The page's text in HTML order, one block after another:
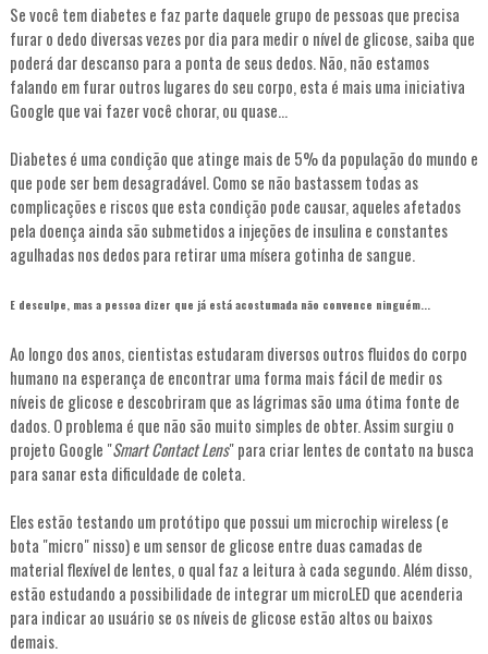
Se você tem diabetes e faz parte daquele grupo de pessoas que precisa
furar o dedo diversas vezes por dia para medir o nível de glicose, saiba que
poderá dar descanso para a ponta de seus dedos. Não, não estamos
falando em furar outros lugares do seu corpo, esta é mais uma iniciativa
Google que vai fazer você chorar, ou quase...
Diabetes é uma condição que atinge mais de 5% da população do mundo e
que pode ser bem desagradável. Como se não bastassem todas as
complicações e riscos que esta condição pode causar, aqueles afetados
pela doença ainda são submetidos a injeções de insulina e constantes
agulhadas nos dedos para retirar uma mísera gotinha de sangue.
E desculpe, mas a pessoa dizer que já está acostumada não convence ninguém...
Ao longo dos anos, cientistas estudaram diversos outros fluidos do corpo
humano na esperança de encontrar uma forma mais fácil de medir os
níveis de glicose e descobriram que as lágrimas são uma ótima fonte de
dados. O problema é que não são muito simples de obter. Assim surgiu o
projeto Google "Smart Contact Lens" para criar lentes de contato na busca
para sanar esta dificuldade de coleta.
Eles estão testando um protótipo que possui um microchip wireless (e
bota "micro" nisso) e um sensor de glicose entre duas camadas de
material flexível de lentes, o qual faz a leitura à cada segundo. Além disso,
estão estudando a possibilidade de integrar um microLED que acenderia
para indicar ao usuário se os níveis de glicose estão altos ou baixos
demais.